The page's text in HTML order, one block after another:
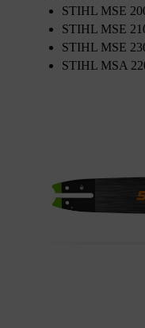
STIHL MSE
STIHL MSE
STIHL MSE
STIHL MSA